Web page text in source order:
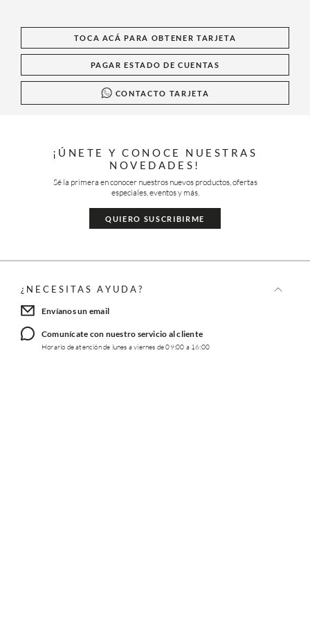
TOCA ACÁ PARA OBTENER TARJETA
PAGAR ESTADO DE CUENTAS
CONTACTO TARJETA
¡ÚNETE Y CONOCE NUESTRAS
NOVEDADES!
Sé la primera en conocer nuestros nuevos productos, ofertas
especiales, eventos y más.
QUIERO SUSCRIBIRME
¿NECESITAS AYUDA?
Envíanos un email
Comunícate con nuestro servicio al cliente
Horario de atención de lunes a viernes de 09:00 a 16:00